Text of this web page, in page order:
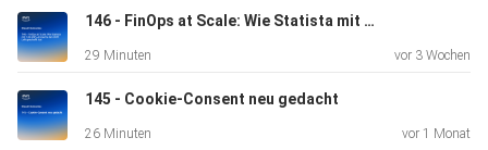
reservieren. 30-50% medizinischer Durchbrüche entstehen
durch
Racer Events
und Immersion Days bringen Menschen zusammen und
146 - FinOps at Scale: Wie Statista mit 120 AWS-Accounts den Shift Left geschafft hat
29 Minuten vor 3 Wochen
145 - Cookie-Consent neu gedacht
26 Minuten vor 1 Monat